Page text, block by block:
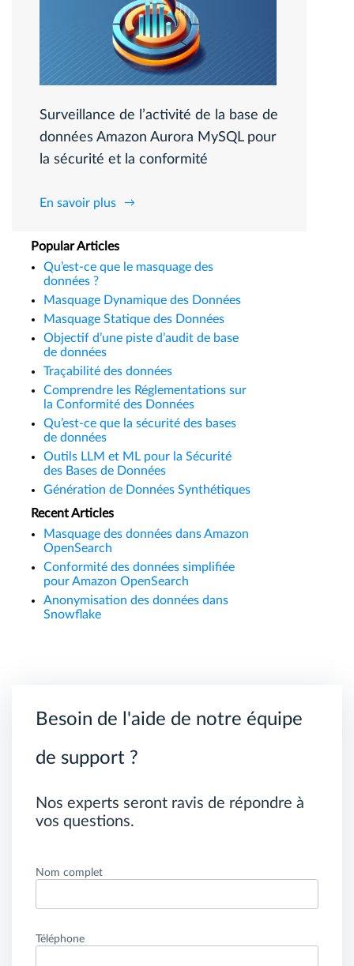
Surveillance de l’activité de la base de
données Amazon Aurora MySQL pour
la sécurité et la conformité
En savoir plus
Popular Articles
Qu’est-ce que le masquage des
données ?
Masquage Dynamique des Données
Masquage Statique des Données
Objectif d’une piste d’audit de base
de données
Traçabilité des données
Comprendre les Réglementations sur
la Conformité des Données
Qu’est-ce que la sécurité des bases
de données
Outils LLM et ML pour la Sécurité
des Bases de Données
Génération de Données Synthétiques
Recent Articles
Masquage des données dans Amazon
OpenSearch
Conformité des données simplifiée
pour Amazon OpenSearch
Anonymisation des données dans
Snowflake
Besoin de l'aide de notre équipe
de support ?
Nos experts seront ravis de répondre à
vos questions.
Nom complet
Téléphone